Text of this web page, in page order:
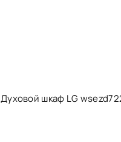
Духовой шкаф LG